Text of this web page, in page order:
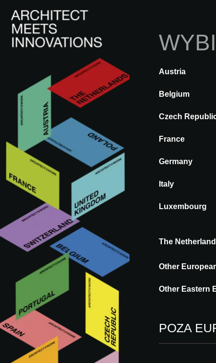
Austria
Belgium
Czech
France
Germany
Italy
Luxembourg
The
Other
Other Eastern
POZA
Z POWROTEM A@WX
ASTROPOL
Więcej innowacji od